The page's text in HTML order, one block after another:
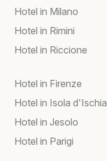
Hotel in Milano
Hotel in Rimini
Hotel in Riccione
Hotel in Firenze
Hotel in Isola d'Ischia
Hotel in Jesolo
Hotel in Parigi